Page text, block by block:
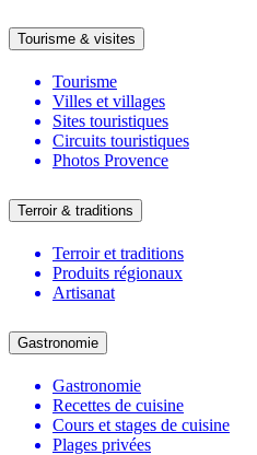
Tourisme & visites
Tourisme
Villes et villages
Sites touristiques
Circuits touristiques
Photos Provence
Terroir & traditions
Terroir et traditions
Produits régionaux
Artisanat
Gastronomie
Gastronomie
Recettes de cuisine
Cours et stages de cuisine
Plages privées